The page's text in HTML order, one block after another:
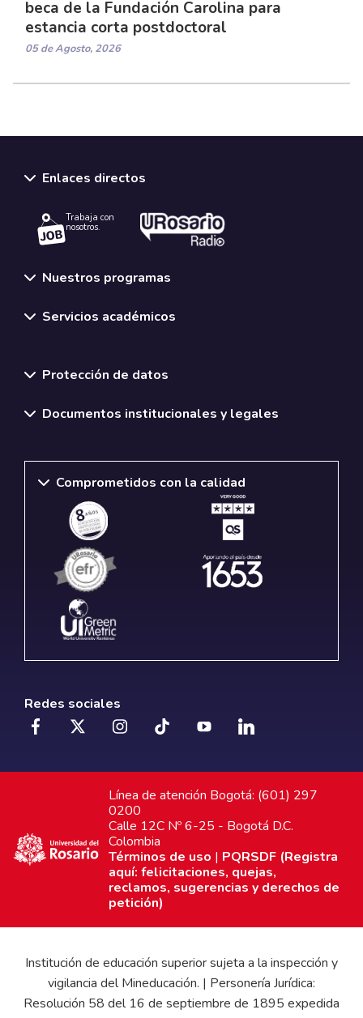
beca de la Fundación Carolina para
estancia corta postdoctoral
05 de Agosto, 2026
Enlaces directos
Trabaja con
nosotros.
Nuestros programas
Servicios académicos
Protección de datos
Documentos institucionales y legales
Comprometidos con la calidad
Redes sociales
Línea de atención Bogotá: (601) 297
0200
Calle 12C Nº 6-25 - Bogotá D.C.
Colombia
Términos de uso | PQRSDF (Registra
aquí: felicitaciones, quejas,
reclamos, sugerencias y derechos de
petición)
Institución de educación superior sujeta a la inspección y
vigilancia del Mineducación. | Personería Jurídica:
Resolución 58 del 16 de septiembre de 1895 expedida